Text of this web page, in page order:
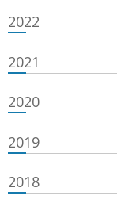
2022
2021
2020
2019
2018